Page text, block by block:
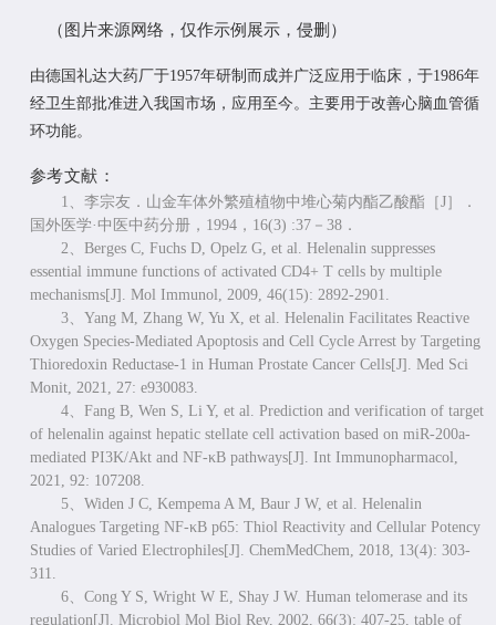
（ 图片来源网络，仅作示例展示，侵删 ）
由德国礼达大药厂于1957年研制而成并广泛应用于临床， 于1986年
经卫生部批准进入我国市场 ， 应用至今。主要用于改善心脑血管循
环功能。
参考文献：
1、 李宗友．山金车体外繁殖植物中堆心菊内酯乙酸酯［J］．
国外医学·中医中药分册，1994，16(3) :37－38．
2、 Berges C, Fuchs D, Opelz G, et al. Helenalin suppresses
essential immune functions of activated CD4+ T cells by multiple
mechanisms[J]. Mol Immunol, 2009, 46(15): 2892-2901.
3、 Yang M, Zhang W, Yu X, et al. Helenalin Facilitates Reactive
Oxygen Species-Mediated Apoptosis and Cell Cycle Arrest by Targeting
Thioredoxin Reductase-1 in Human Prostate Cancer Cells[J]. Med Sci
Monit, 2021, 27: e930083.
4、 Fang B, Wen S, Li Y, et al. Prediction and verification of target
of helenalin against hepatic stellate cell activation based on miR-200a-
mediated PI3K/Akt and NF-κB pathways[J]. Int Immunopharmacol,
2021, 92: 107208.
5、 Widen J C, Kempema A M, Baur J W, et al. Helenalin
Analogues Targeting NF-κB p65: Thiol Reactivity and Cellular Potency
Studies of Varied Electrophiles[J]. ChemMedChem, 2018, 13(4): 303-
311.
6、 Cong Y S, Wright W E, Shay J W. Human telomerase and its
regulation[J]. Microbiol Mol Biol Rev, 2002, 66(3): 407-25, table of